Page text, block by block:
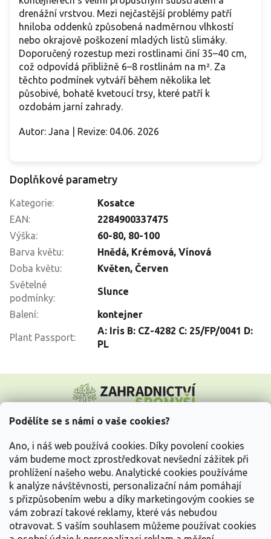
Podělíte se s námi o vaše cookies?
Ano, i náš web používá cookies. Díky povolení cookies
vám budeme moct zprostředkovat nevšední zážitek při
prohlížení našeho webu. Analytické cookies používáme
k analýze návštěvnosti, personalizační nám pomáhají
s přizpůsobením webu a díky marketingovým cookies se
vám zobrazí takové reklamy, které vás nebudou
otravovat. S vaším souhlasem můžeme používat cookies
drenážní vrstvou. Mezi nejčastější problémy patří
hniloba oddenků způsobená nadměrnou vlhkostí
nebo okrajově poškození mladých listů slimáky.
Doporučený rozestup mezi rostlinami činí 35–40 cm,
což odpovídá přibližně 6–8 rostlinám na m². Za
těchto podmínek vytváří během několika let
působivé, bohatě kvetoucí trsy, které patří k
ozdobám jarní zahrady.
Autor: Jana | Revize: 04.06. 2026
Doplňkové parametry
Kategorie:
Kosatce
EAN:
2284900337475
Výška: 60-80, 80-100
Barva květu: Hnědá, Krémová, Vínová
Doba květu: Květen, Červen
Světelné
podmínky:
Slunce
Balení: kontejner
Plant Passport:
A: Iris B: CZ-4282 C: 25/FP/0041 D:
PL
p
Vše o nákupu
Informace pro Vás
Kontakujte nás